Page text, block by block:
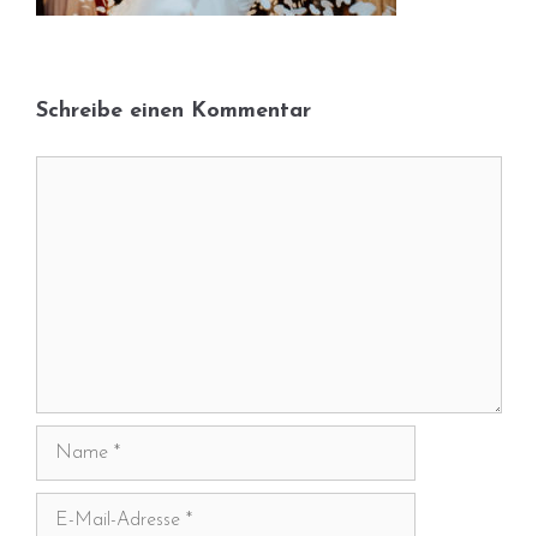
Schreibe einen Kommentar
Name